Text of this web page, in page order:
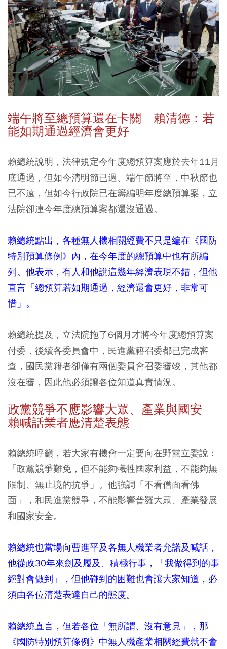
端午將至總預算還在卡關 賴清德：若
能如期通過經濟會更好
賴總統說明，法律規定今年度總預算案應於去年11月
底通過，但如今清明節已過、端午節將至，中秋節也
已不遠，但如今行政院已在籌編明年度總預算案，立
法院卻連今年度總預算案都還沒通過。
賴總統點出，各種無人機相關經費不只是編在《國防
特別預算條例》內，在今年度的總預算中也有所編
列。他表示，有人和他說這幾年經濟表現不錯，但他
直言「總預算若如期通過，經濟還會更好，非常可
惜」。
賴總統提及，立法院拖了6個月才將今年度總預算案
付委，後續各委員會中，民進黨籍召委都已完成審
查，國民黨籍者卻僅有兩個委員會召委審竣，其他都
沒在審，因此他必須讓各位知道真實情況。
政黨競爭不應影響大眾、產業與國安
賴喊話業者應清楚表態
賴總統呼籲，若大家有機會一定要向在野黨立委說：
「政黨競爭難免，但不能夠犧牲國家利益，不能夠無
限制、無止境的抗爭」。他強調「不看僧面看佛
面」，和民進黨競爭，不能影響普羅大眾、產業發展
和國家安全。
賴總統也當場向曹進平及各無人機業者允諾及喊話，
他從政30年來劍及履及、積極行事，「我做得到的事
絕對會做到」，但他碰到的困難也會讓大家知道，必
須由各位清楚表達自己的態度。
賴總統直言，但若各位「無所謂、沒有意見」，那
《國防特別預算條例》中無人機產業相關經費就不會